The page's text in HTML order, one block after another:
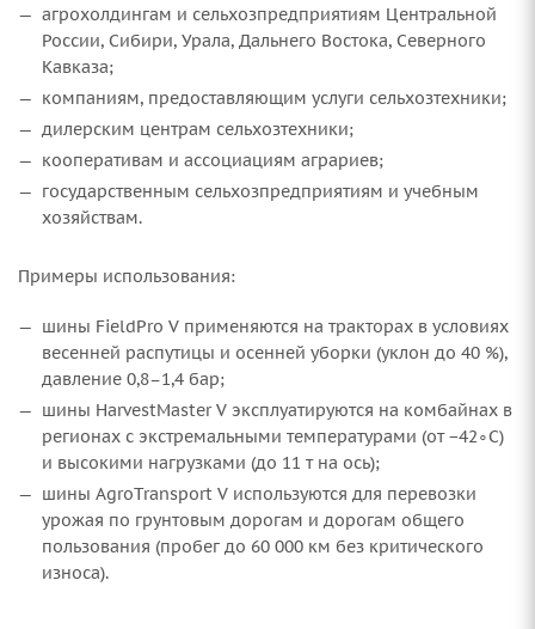
агрохолдингам и сельхозпредприятиям Центральной
России, Сибири, Урала, Дальнего Востока, Северного
Кавказа;
компаниям, предоставляющим услуги сельхозтехники;
дилерским центрам сельхозтехники;
кооперативам и ассоциациям аграриев;
государственным сельхозпредприятиям и учебным
хозяйствам.
Примеры использования:
шины FieldPro V применяются на тракторах в условиях
весенней распутицы и осенней уборки (уклон до 40 %),
давление 0,8–1,4 бар;
шины HarvestMaster V эксплуатируются на комбайнах в
регионах с экстремальными температурами (от −42∘C)
и высокими нагрузками (до 11 т на ось);
шины AgroTransport V используются для перевозки
урожая по грунтовым дорогам и дорогам общего
пользования (пробег до 60 000 км без критического
износа).